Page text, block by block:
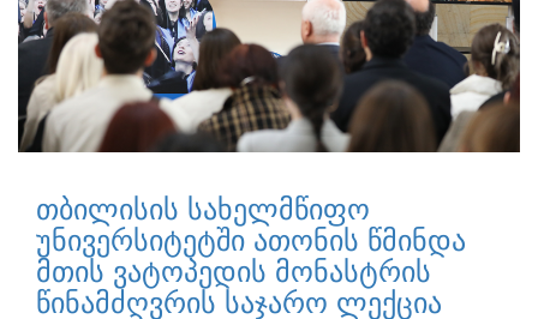
თბილისის სახელმწიფო
უნივერსიტეტში ათონის წმინდა
მთის ვატოპედის მონასტრის
წინამძღვრის საჯარო ლექცია